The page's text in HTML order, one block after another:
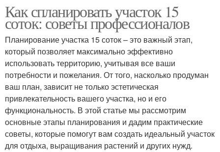
Как спланировать участок 15
соток: советы профессионалов
Планирование участка 15 соток – это важный этап,
который позволяет максимально эффективно
использовать территорию, учитывая все ваши
потребности и пожелания. От того, насколько продуман
ваш план, зависит не только эстетическая
привлекательность вашего участка, но и его
функциональность. В этой статье мы рассмотрим
основные этапы планирования и дадим практические
советы, которые помогут вам создать идеальный участок
для отдыха, выращивания растений и других нужд.